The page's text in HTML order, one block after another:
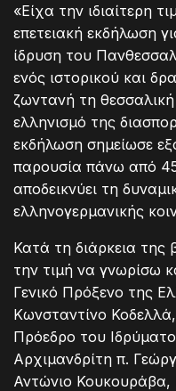
«Είχα την ιδιαίτερη
επετειακή εκδήλωση
ίδρυση του
ενός ιστορικού και
ζωντανή τη
ελληνισμό της
εκδήλωση σημείωσε
παρουσία πάνω από
αποδεικνύει τη
ελληνογερμανικής
Κατά τη διάρκεια της
την τιμή να γνωρίσω
Γενικό Πρόξενο της
Κωνσταντίνο
Πρόεδρο του
Αρχιμανδρίτη π.
Αντώνιο